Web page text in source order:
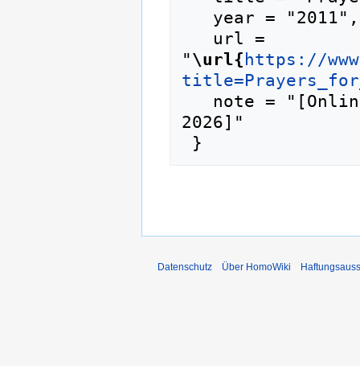
"\url{ https://
2026]"
Datenschutz Über HomoWiki